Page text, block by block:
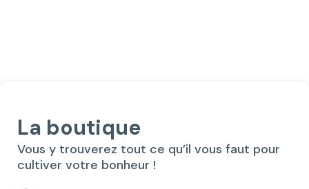
La boutique
Vous y trouverez tout ce qu’il vous faut pour
cultiver votre bonheur !